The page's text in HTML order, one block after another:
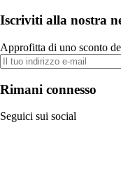
Iscriviti alla nostra
Approfitta di uno sconto
Rimani connesso
Seguici sui social